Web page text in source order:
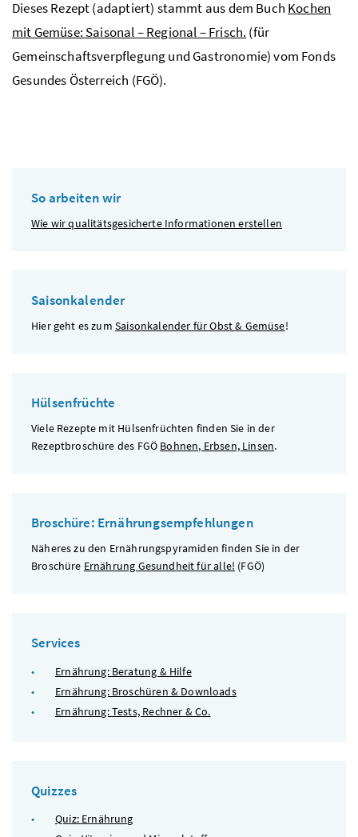
Dieses Rezept (adaptiert) stammt aus dem Buch Kochen
mit Gemüse: Saisonal – Regional – Frisch. (für
Gemeinschaftsverpflegung und Gastronomie) vom Fonds
Gesundes Österreich (FGÖ).
So arbeiten wir
Wie wir qualitätsgesicherte Informationen erstellen
Saisonkalender
Hier geht es zum Saisonkalender für Obst & Gemüse!
Hülsenfrüchte
Viele Rezepte mit Hülsenfrüchten finden Sie in der
Rezeptbroschüre des FGÖ Bohnen, Erbsen, Linsen.
Broschüre: Ernährungsempfehlungen
Näheres zu den Ernährungspyramiden finden Sie in der
Broschüre Ernährung Gesundheit für alle! (FGÖ)
Services
Ernährung: Beratung & Hilfe
Ernährung: Broschüren & Downloads
Ernährung: Tests, Rechner & Co.
Quizzes
Quiz: Ernährung